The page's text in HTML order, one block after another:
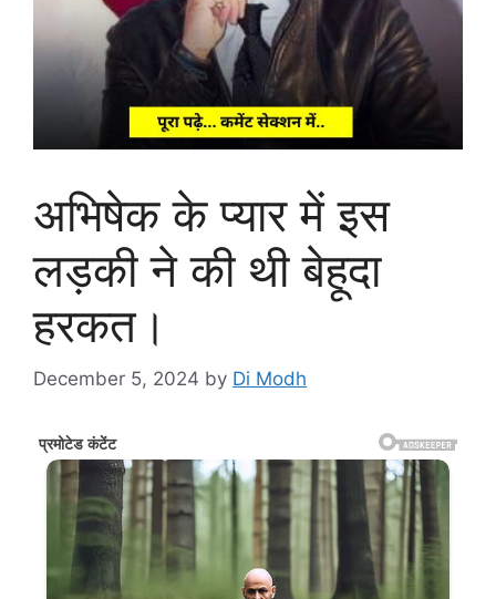
अभिषेक के प्यार में इस
लड़की ने की थी बेहूदा
हरकत।
December 5, 2024 by Di Modh